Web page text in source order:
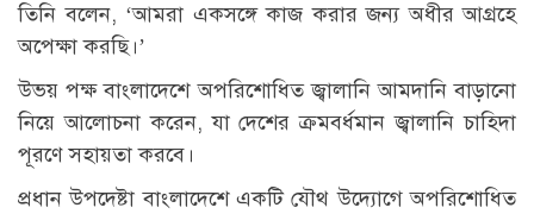
তিনি বলেন, ‘আমরা একসঙ্গে কাজ করার জন্য অধীর আগ্রহে
অপেক্ষা করছি।’
উভয় পক্ষ বাংলাদেশে অপরিশোধিত জ্বালানি আমদানি বাড়ানো
নিয়ে আলোচনা করেন, যা দেশের ক্রমবর্ধমান জ্বালানি চাহিদা
পূরণে সহায়তা করবে।
প্রধান উপদেষ্টা বাংলাদেশে একটি যৌথ উদ্যোগে অপরিশোধিত